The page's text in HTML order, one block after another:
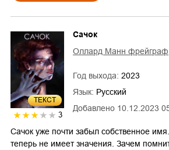
ТЕКСТ
3
Добавлено 10.12.2023
Сачок
Оллард Манн фрейграф
Год выхода: 2023
Язык: Русский
Сачок уже почти забыл собственное имя.
теперь не имеет значения. Зачем